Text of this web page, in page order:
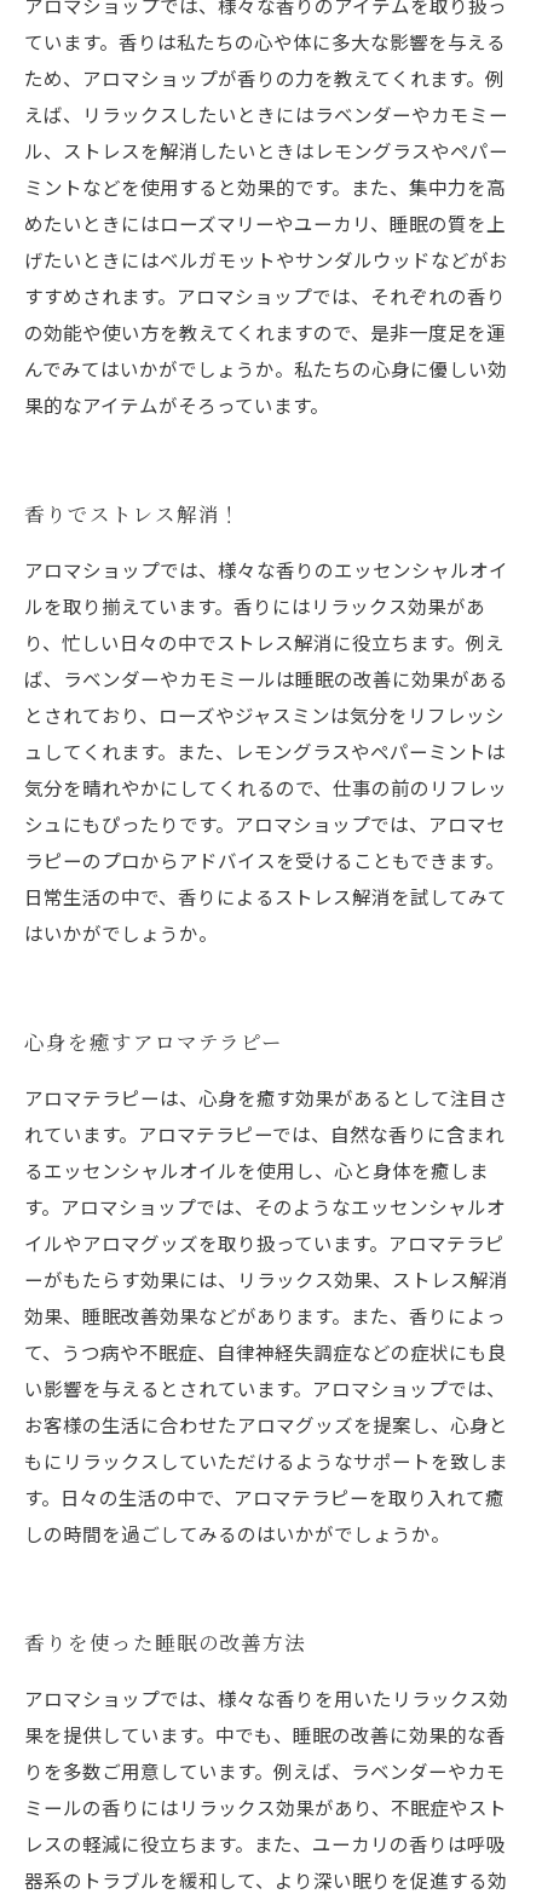
ています。香りは私たちの心や体に多大な影響を与える
ため、アロマショップが香りの力を教えてくれます。例
えば、リラックスしたいときにはラベンダーやカモミー
ル、ストレスを解消したいときはレモングラスやペパー
ミントなどを使用すると効果的です。また、集中力を高
めたいときにはローズマリーやユーカリ、睡眠の質を上
げたいときにはベルガモットやサンダルウッドなどがお
すすめされます。アロマショップでは、それぞれの香り
の効能や使い方を教えてくれますので、是非一度足を運
んでみてはいかがでしょうか。私たちの心身に優しい効
果的なアイテムがそろっています。
香りでストレス解消！
アロマショップでは、様々な香りのエッセンシャルオイ
ルを取り揃えています。香りにはリラックス効果があ
り、忙しい日々の中でストレス解消に役立ちます。例え
ば、ラベンダーやカモミールは睡眠の改善に効果がある
とされており、ローズやジャスミンは気分をリフレッシ
ュしてくれます。また、レモングラスやペパーミントは
気分を晴れやかにしてくれるので、仕事の前のリフレッ
シュにもぴったりです。アロマショップでは、アロマセ
ラピーのプロからアドバイスを受けることもできます。
日常生活の中で、香りによるストレス解消を試してみて
はいかがでしょうか。
心身を癒すアロマテラピー
アロマテラピーは、心身を癒す効果があるとして注目さ
れています。アロマテラピーでは、自然な香りに含まれ
るエッセンシャルオイルを使用し、心と身体を癒しま
す。アロマショップでは、そのようなエッセンシャルオ
イルやアロマグッズを取り扱っています。アロマテラピ
ーがもたらす効果には、リラックス効果、ストレス解消
効果、睡眠改善効果などがあります。また、香りによっ
て、うつ病や不眠症、自律神経失調症などの症状にも良
い影響を与えるとされています。アロマショップでは、
お客様の生活に合わせたアロマグッズを提案し、心身と
もにリラックスしていただけるようなサポートを致しま
す。日々の生活の中で、アロマテラピーを取り入れて癒
しの時間を過ごしてみるのはいかがでしょうか。
香りを使った睡眠の改善方法
アロマショップでは、様々な香りを用いたリラックス効
果を提供しています。中でも、睡眠の改善に効果的な香
りを多数ご用意しています。例えば、ラベンダーやカモ
ミールの香りにはリラックス効果があり、不眠症やスト
レスの軽減に役立ちます。また、ユーカリの香りは呼吸
器系のトラブルを緩和して、より深い眠りを促進する効